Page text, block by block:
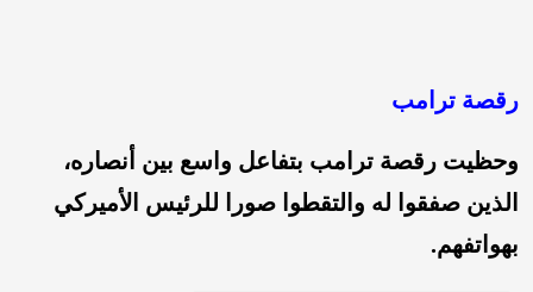
رقصة ترامب
وحظيت رقصة ترامب بتفاعل واسع بين أنصاره،
الذين صفقوا له والتقطوا صورا للرئيس الأميركي
بهواتفهم.